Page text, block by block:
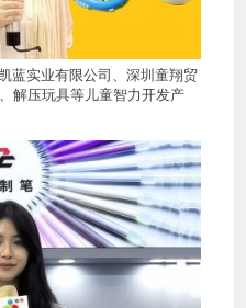
蓝实业有限公司、深圳童翔贸
解压玩具等儿童智力开发产